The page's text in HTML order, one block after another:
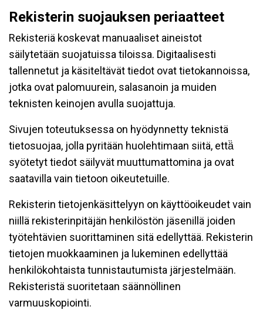
Rekisterin suojauksen periaatteet
Rekisteriä koskevat manuaaliset aineistot
säilytetään suojatuissa tiloissa. Digitaalisesti
tallennetut ja käsiteltävät tiedot ovat tietokannoissa,
jotka ovat palomuurein, salasanoin ja muiden
teknisten keinojen avulla suojattuja.
Sivujen toteutuksessa on hyödynnetty teknistä
tietosuojaa, jolla pyritään huolehtimaan siitä, että̈
syötetyt tiedot säilyvät muuttumattomina ja ovat
saatavilla vain tietoon oikeutetuille.
Rekisterin tietojenkäsittelyyn on käyttöoikeudet vain
niillä rekisterinpitäjän henkilöstön jäsenillä joiden
työtehtävien suorittaminen sitä edellyttää. Rekisterin
tietojen muokkaaminen ja lukeminen edellyttää
henkilökohtaista tunnistautumista järjestelmään.
Rekisteristä suoritetaan säännöllinen
varmuuskopiointi.